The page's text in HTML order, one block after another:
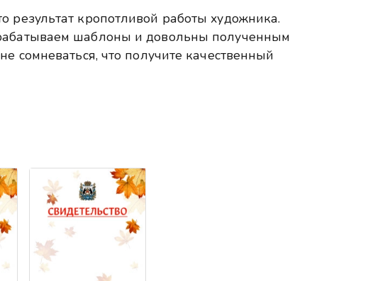
кропотливой работы художника.
шаблоны и довольны полученным
сомневаться, что получите качественный